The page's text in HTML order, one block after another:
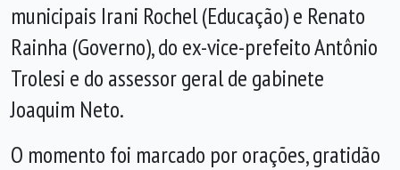
municipais Irani Rochel (Educação) e Renato
Rainha (Governo), do ex-vice-prefeito Antônio
Trolesi e do assessor geral de gabinete
Joaquim Neto.
O momento foi marcado por orações, gratidão